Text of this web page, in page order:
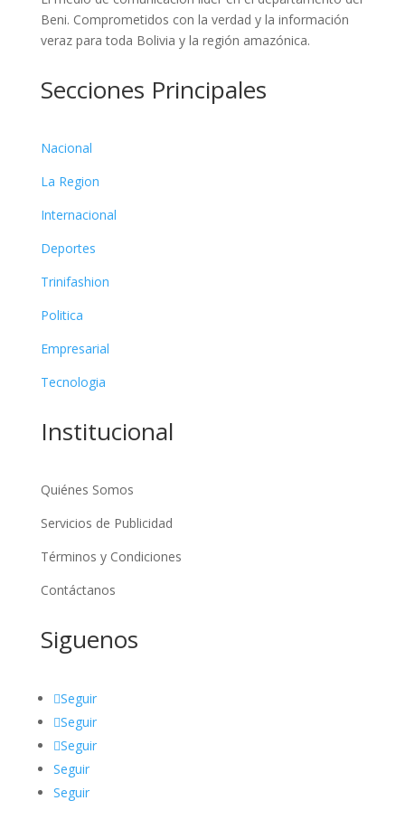
Beni. Comprometidos con la verdad y la información
veraz para toda Bolivia y la región amazónica.
Secciones Principales
Nacional
La Region
Internacional
Deportes
Trinifashion
Politica
Empresarial
Tecnologia
Institucional
Quiénes Somos
Servicios de Publicidad
Términos y Condiciones
Contáctanos
Siguenos
Seguir
Seguir
Seguir
Seguir
Seguir